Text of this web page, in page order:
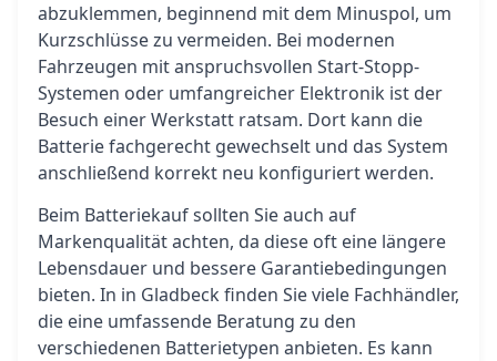
abzuklemmen, beginnend mit dem Minuspol, um
Kurzschlüsse zu vermeiden. Bei modernen
Fahrzeugen mit anspruchsvollen Start-Stopp-
Systemen oder umfangreicher Elektronik ist der
Besuch einer Werkstatt ratsam. Dort kann die
Batterie fachgerecht gewechselt und das System
anschließend korrekt neu konfiguriert werden.
Beim Batteriekauf sollten Sie auch auf
Markenqualität achten, da diese oft eine längere
Lebensdauer und bessere Garantiebedingungen
bieten. In in Gladbeck finden Sie viele Fachhändler,
die eine umfassende Beratung zu den
verschiedenen Batterietypen anbieten. Es kann